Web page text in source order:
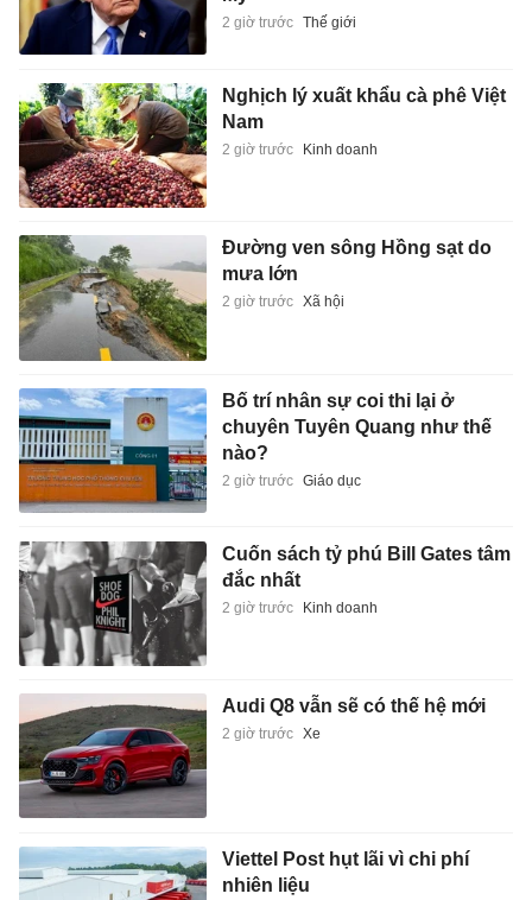
2 giờ trước Thế giới
Nghịch lý xuất khẩu cà phê Việt
Nam
2 giờ trước Kinh doanh
Đường ven sông Hồng sạt do
mưa lớn
2 giờ trước Xã hội
Bố trí nhân sự coi thi lại ở
chuyên Tuyên Quang như thế
nào?
2 giờ trước Giáo dục
Cuốn sách tỷ phú Bill Gates tâm
đắc nhất
2 giờ trước Kinh doanh
Audi Q8 vẫn sẽ có thế hệ mới
2 giờ trước Xe
Viettel Post hụt lãi vì chi phí
nhiên liệu